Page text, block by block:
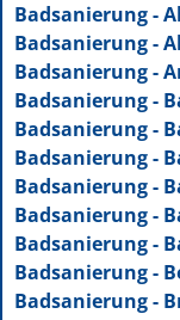
Badsanierung -
Badsanierung -
Badsanierung -
Badsanierung -
Badsanierung -
Badsanierung -
Badsanierung -
Badsanierung -
Badsanierung -
Badsanierung -
Badsanierung -